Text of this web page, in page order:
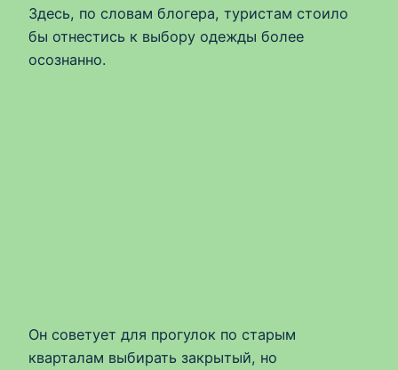
Здесь, по словам блогера, туристам стоило
бы отнестись к выбору одежды более
осознанно.
Он советует для прогулок по старым
кварталам выбирать закрытый, но